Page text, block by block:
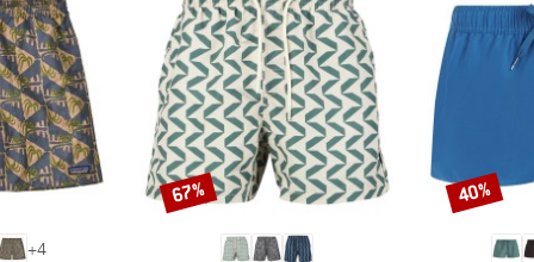
+4
Rabatt
67% Rabatt
40%